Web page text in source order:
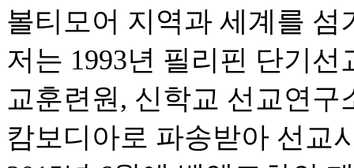
볼티모어 지역과 세계를
저는 1993년 필리핀 단기
교훈련원, 신학교 선교연구
캄보디아로 파송받아 선교